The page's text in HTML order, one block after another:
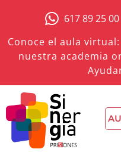
617 89 25 00
Conoce el aula virtual:
nuestra academia